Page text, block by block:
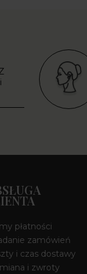
płatności
zamówień
i czas dostawy
i zwroty